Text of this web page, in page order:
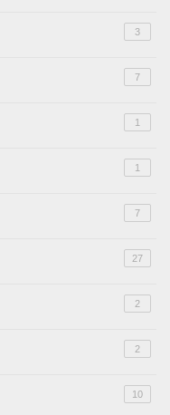
3
7
1
1
7
27
2
2
10